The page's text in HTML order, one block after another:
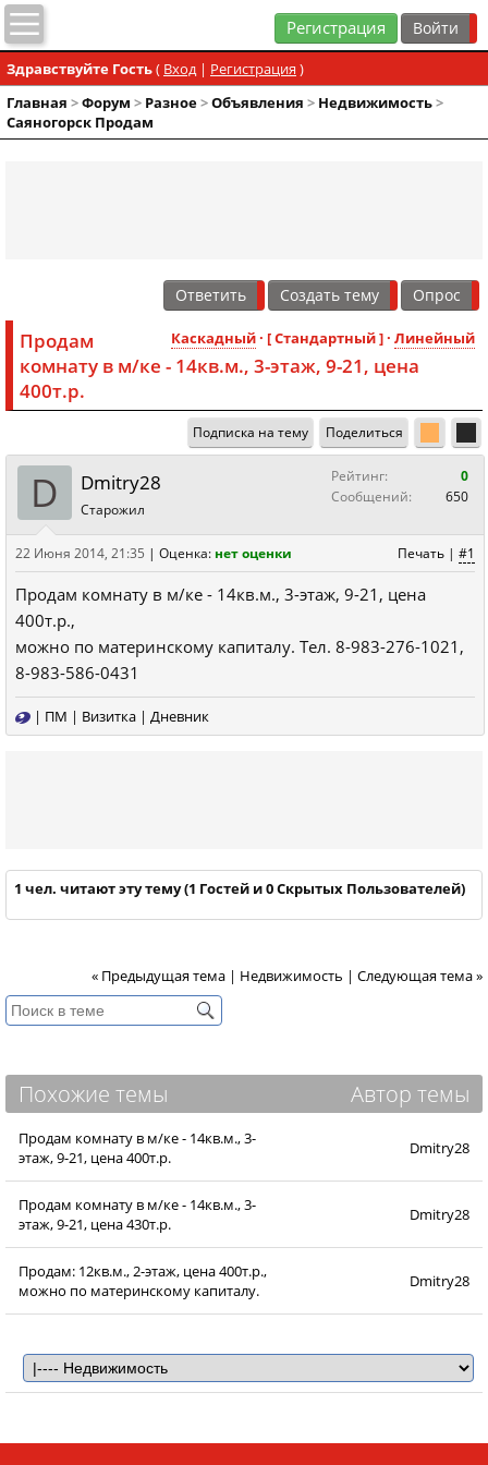
Регистрация
Здравствуйте Гость( Вход| Регистрация )
Главная >Форум > Разное>Объявления > Недвижимость>
Саяногорск Продам
Ответить Создать тему Опрос
Каскадный· [ Стандартный ] · Линейный
Продам
комнату в м/ке - 14кв.м., 3-этаж, 9-21, цена
400т.р.
Подписка на тему Поделиться
D Dmitry28
Старожил
Рейтинг:
0
Сообщений:
650
Печать | #1
22 Июня 2014, 21:35 | Оценка: нет оценки
Продам комнату в м/ке - 14кв.м., 3-этаж, 9-21, цена
400т.р.,
можно по материнскому капиталу. Тел. 8-983-276-1021,
8-983-586-0431
| ПМ | Визитка | Дневник
1 чел. читают эту тему (1 Гостей и 0 Скрытых Пользователей)
« Предыдущая тема | Недвижимость | Следующая тема »
Похожие темы Автор темы
Продам комнату в м/ке - 14кв.м., 3-
этаж, 9-21, цена 400т.р.
Dmitry28
Продам комнату в м/ке - 14кв.м., 3-
этаж, 9-21, цена 430т.р.
Dmitry28
Продам: 12кв.м., 2-этаж, цена 400т.р.,
можно по материнскому капиталу.
Dmitry28